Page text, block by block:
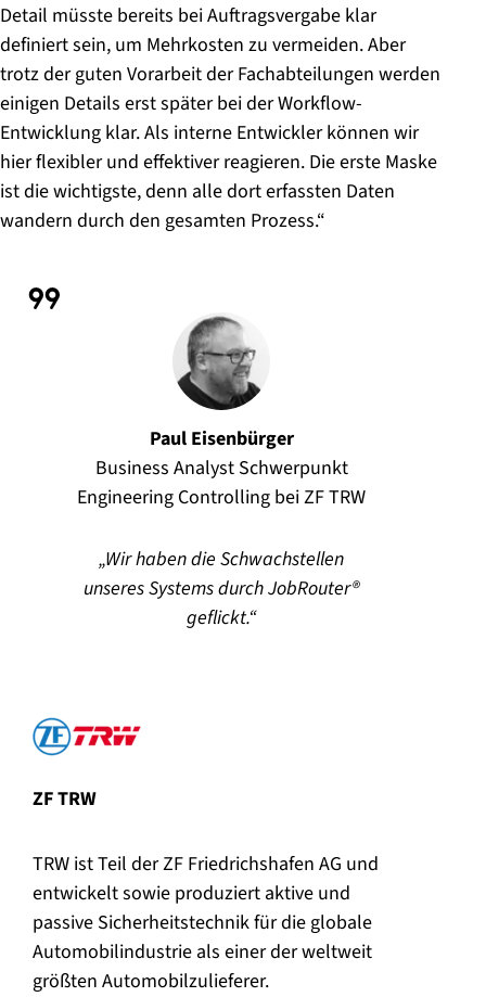
Detail müsste bereits bei Auftragsvergabe klar
definiert sein, um Mehrkosten zu vermeiden. Aber
trotz der guten Vorarbeit der Fachabteilungen werden
einigen Details erst später bei der Workflow-
Entwicklung klar. Als interne Entwickler können wir
hier flexibler und effektiver reagieren. Die erste Maske
ist die wichtigste, denn alle dort erfassten Daten
wandern durch den gesamten Prozess.“
Wir haben die Schwachstellen
unseres Systems durch JobRouter®
geflickt.
Paul Eisenbürger
Business Analyst Schwerpunkt
Engineering Controlling bei ZF TRW
ZF TRW
TRW ist Teil der ZF Friedrichshafen AG und
entwickelt sowie produziert aktive und
passive Sicherheitstechnik für die globale
Automobilindustrie als einer der weltweit
größten Automobilzulieferer.